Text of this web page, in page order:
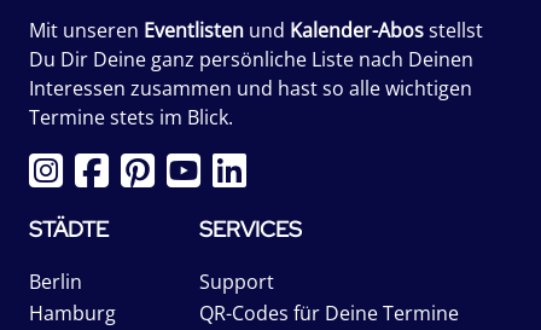
Mit unseren Eventlisten und Kalender-Abosstellst
Du Dir Deine ganz persönliche Liste nach Deinen
Interessen zusammen und hast so alle wichtigen
Termine stets im Blick.
STÄDTE
Berlin
Hamburg
SERVICES
Support
QR-Codes für Deine Termine